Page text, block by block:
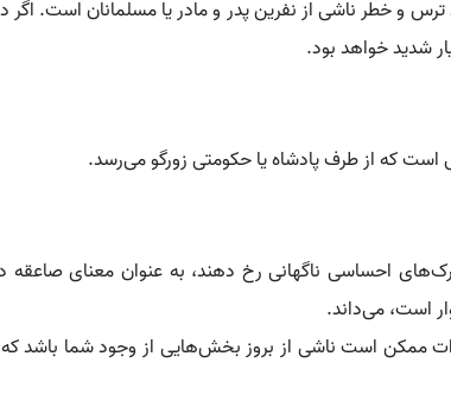
و خطر ناشی از نفرین پدر و مادر یا مسلمانان است. اگر
شدید خواهد بود.
است که از طرف پادشاه یا حکومتی زورگو می‌رسد.
احساسی ناگهانی رخ دهند، به عنوان معنای
است، می‌داند.
ممکن است ناشی از بروز بخش‌هایی از وجود شما باشد